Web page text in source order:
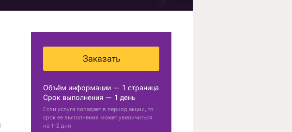
Заказать
Объём информации — 1 страница
Срок выполнения — 1 день
Если услуга попадает в период акции, то
срок ее выполнения может увеличиться
на 1-2 дня